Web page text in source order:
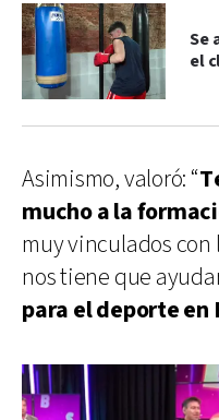
Se
el
Asimismo, valoró: “
mucho a la
muy vinculados con
nos tiene que
para el deporte en